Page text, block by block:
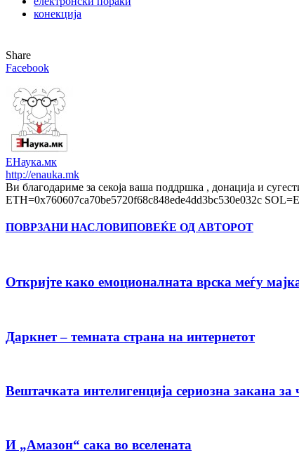
конекција
Share
Facebook
ЕНаука.мк
http://enauka.mk
Ви благодариме за секоја ваша поддршка , донација и
ETH=0x760607ca70be5720f68c848ede4dd3bc530e032c
ПОВРЗАНИ НАСЛОВИПОВЕЌЕ ОД АВТОРОТ
Откријте како емоционалната врска меѓу
Даркнет – темната страна на интернетот
Вештачката интелигенција сериозна закана за
И „Амазон“ сака во вселената